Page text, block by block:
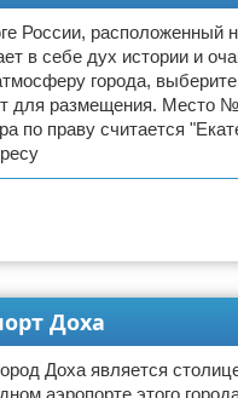
России, расположенный
в себе дух истории и
города,
для размещения. Место
по праву считается
Доха
Доха является
аэропорте этого